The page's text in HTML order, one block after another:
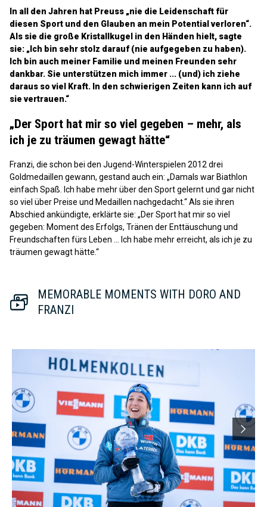
In all den Jahren hat Preuss „nie die Leidenschaft für
diesen Sport und den Glauben an mein Potential verloren“.
Als sie die große Kristallkugel in den Händen hielt, sagte
sie: „Ich bin sehr stolz darauf (nie aufgegeben zu haben).
Ich bin auch meiner Familie und meinen Freunden sehr
dankbar. Sie unterstützen mich immer ... (und) ich ziehe
daraus so viel Kraft. In den schwierigen Zeiten kann ich auf
sie vertrauen.“
„Der Sport hat mir so viel gegeben – mehr, als
ich je zu träumen gewagt hätte“
Franzi, die schon bei den Jugend-Winterspielen 2012 drei
Goldmedaillen gewann, gestand auch ein: „Damals war Biathlon
einfach Spaß. Ich habe mehr über den Sport gelernt und gar nicht
so viel über Preise und Medaillen nachgedacht.“ Als sie ihren
Abschied ankündigte, erklärte sie: „Der Sport hat mir so viel
gegeben: Moment des Erfolgs, Tränen der Enttäuschung und
Freundschaften fürs Leben ... Ich habe mehr erreicht, als ich je zu
träumen gewagt hätte.“
MEMORABLE MOMENTS WITH DORO AND
FRANZI